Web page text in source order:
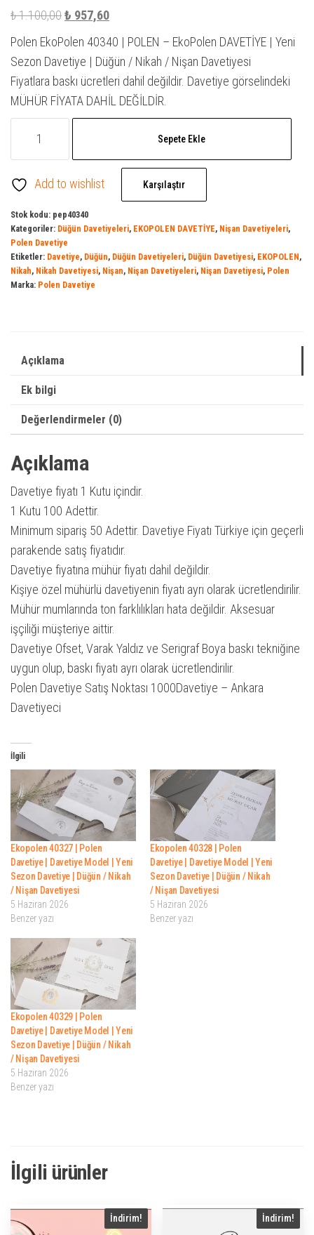
₺1.100,00Orijinal
fiyat:
₺ 1.100,00.
₺ 957,60Şu
andaki
fiyat:
₺ 957,60.
Polen EkoPolen 40340 | POLEN – EkoPolen DAVETİYE | Yeni
Sezon Davetiye | Düğün / Nikah / Nişan Davetiyesi
Fiyatlara baskı ücretleri dahil değildir. Davetiye görselindeki
MÜHÜR FİYATA DAHİL DEĞİLDİR.
40340
Polen
|
Davetiye
Model
|
Düğün
Nikah
Nişan
adet
Sepete Ekle
Add to wishlist Karşılaştır
Stok kodu: pep40340
Kategoriler: Düğün Davetiyeleri, EKOPOLEN DAVETİYE, Nişan Davetiyeleri,
Polen Davetiye
Etiketler: Davetiye, Düğün, Düğün Davetiyeleri, Düğün Davetiyesi, EKOPOLEN,
Nikah, Nikah Davetiyesi, Nişan, Nişan Davetiyeleri, Nişan Davetiyesi, Polen
Marka: Polen Davetiye
Açıklama
Ek bilgi
Değerlendirmeler (0)
Açıklama
Davetiye fiyatı 1 Kutu içindir.
1 Kutu 100 Adettir.
Minimum sipariş 50 Adettir. Davetiye Fiyatı Türkiye için geçerli
parakende satış fiyatıdır.
Davetiye fiyatına mühür fiyatı dahil değildir.
Kişiye özel mühürlü davetiyenin fiyatı ayrı olarak ücretlendirilir.
Mühür mumlarında ton farklılıkları hata değildir. Aksesuar
işçiliği müşteriye aittir.
Davetiye Ofset, Varak Yaldız ve Serigraf Boya baskı tekniğine
uygun olup, baskı fiyatı ayrı olarak ücretlendirilir.
Polen Davetiye Satış Noktası 1000Davetiye – Ankara
Davetiyeci
İlgili
Ekopolen 40327 | Polen
Davetiye | Davetiye Model | Yeni
Sezon Davetiye | Düğün / Nikah
/ Nişan Davetiyesi
5 Haziran 2026
Benzer yazı
Ekopolen 40328 | Polen
Davetiye | Davetiye Model | Yeni
Sezon Davetiye | Düğün / Nikah
/ Nişan Davetiyesi
5 Haziran 2026
Benzer yazı
Ekopolen 40329 | Polen
Davetiye | Davetiye Model | Yeni
Sezon Davetiye | Düğün / Nikah
/ Nişan Davetiyesi
5 Haziran 2026
Benzer yazı
İlgili ürünler
İndirim! İndirim!